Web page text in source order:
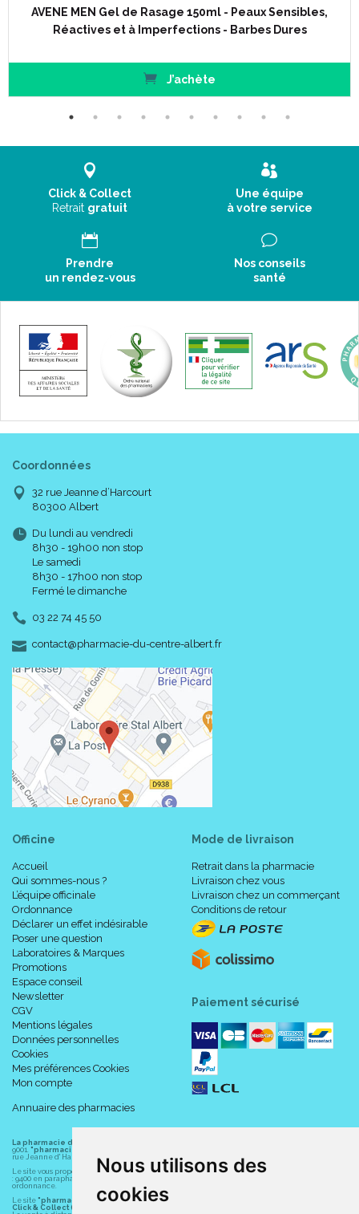
Nous utilisons des
cookies
AVENE MEN Gel de Rasage 150ml - Peaux Sensibles,
Réactives et à Imperfections - Barbes Dures
J’achète
Click & Collect
Retrait gratuit
Une équipe
à votre service
Prendre
un rendez-vous
Nos conseils
santé
Coordonnées
32 rue Jeanne d’Harcourt
80300 Albert
Du lundi au vendredi
8h30 - 19h00 non stop
Le samedi
8h30 - 17h00 non stop
Fermé le dimanche
03 22 74 45 50
contact-
@-
pharmacie-du-centre-albert.fr
Officine
Accueil
Qui sommes-nous ?
L’équipe officinale
Ordonnance
Déclarer un effet indésirable
Poser une question
Laboratoires & Marques
Promotions
Espace conseil
Newsletter
CGV
Mentions légales
Données personnelles
Cookies
Mes préférences Cookies
Mon compte
Annuaire des pharmacies
Mode de livraison
Retrait dans la pharmacie
Livraison chez vous
Livraison chez un commerçant
Conditions de retour
Paiement sécurisé
La pharmacie du centre à Albert
9001. "pharmacie-du-centre-albert.fr "
rue Jeanne d' Harcourt, 80300 Albert.
Le site vous propose un large choix de plus de 11000 références, au prix les plus bas possible
: 9400 en parapharmacie, animaux, orthopédie, matériel médical. 1700 en médicaments sans
ordonnance.
Le site "pharmacie-du-centre-albert.fr"vous propose les service suivants :
Click & Collect (retrait gratuit dans la pharmacie).